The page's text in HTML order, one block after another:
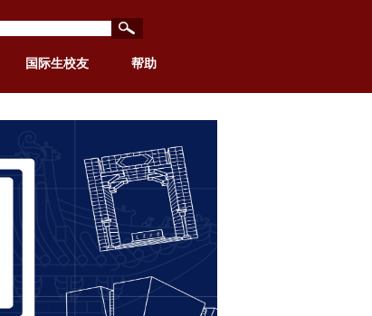
国际生校友 帮助